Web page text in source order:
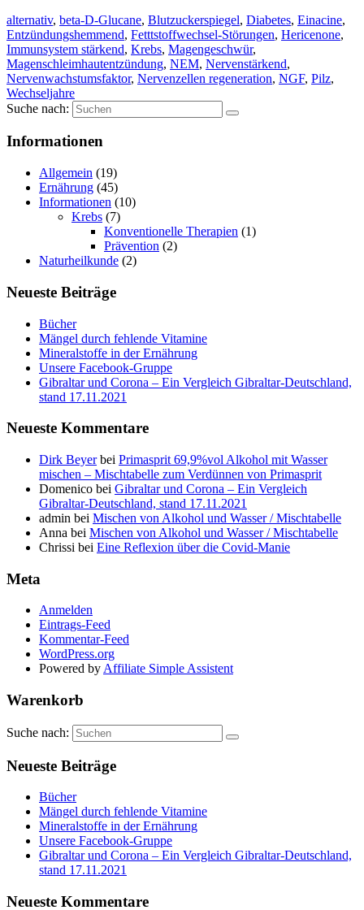
alternativ, beta-D-Glucane, Blutzuckerspiegel, Diabetes, Einacine,
Entzündungshemmend, Fetttstoffwechsel-Störungen, Hericenone,
Immunsystem stärkend, Krebs, Magengeschwür,
Magenschleimhautentzündung, NEM, Nervenstärkend,
Nervenwachstumsfaktor, Nervenzellen regeneration, NGF, Pilz,
Wechseljahre
Suche nach:
Informationen
Allgemein (19)
Ernährung (45)
Informationen (10)
Krebs (7)
Konventionelle Therapien (1)
Prävention (2)
Naturheilkunde (2)
Neueste Beiträge
Bücher
Mängel durch fehlende Vitamine
Mineralstoffe in der Ernährung
Unsere Facebook-Gruppe
Gibraltar und Corona – Ein Vergleich Gibraltar-Deutschland,
stand 17.11.2021
Neueste Kommentare
Dirk Beyerbei Primasprit 69,9%vol Alkohol mit Wasser
mischen – Mischtabelle zum Verdünnen von Primasprit
Domenico bei Gibraltar und Corona – Ein Vergleich
Gibraltar-Deutschland, stand 17.11.2021
admin bei Mischen von Alkohol und Wasser / Mischtabelle
Anna bei Mischen von Alkohol und Wasser / Mischtabelle
Chrissi bei Eine Reflexion über die Covid-Manie
Meta
Anmelden
Eintrags-Feed
Kommentar-Feed
WordPress.org
Powered byAffiliate Simple Assistent
Warenkorb
Suche nach:
Neueste Beiträge
Bücher
Mängel durch fehlende Vitamine
Mineralstoffe in der Ernährung
Unsere Facebook-Gruppe
Gibraltar und Corona – Ein Vergleich Gibraltar-Deutschland,
stand 17.11.2021
Neueste Kommentare